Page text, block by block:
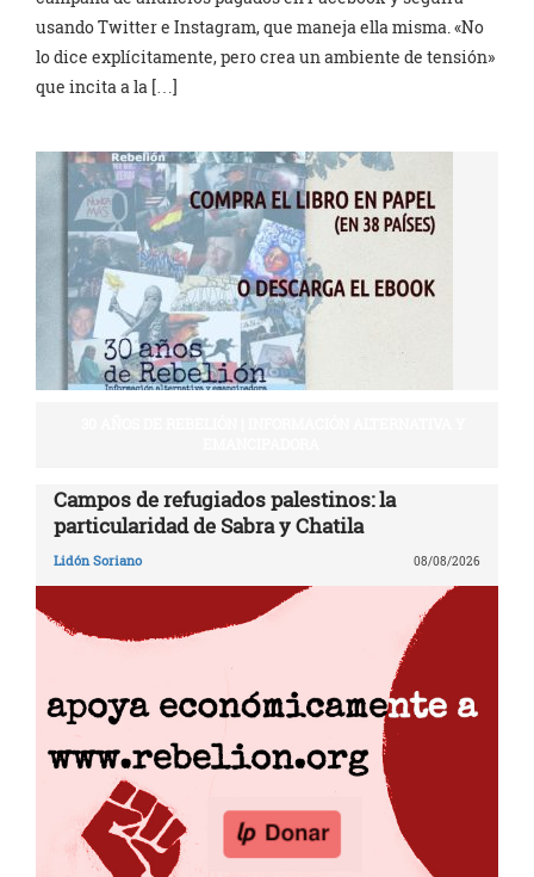
usando Twitter e Instagram, que maneja ella misma. «No
lo dice explícitamente, pero crea un ambiente de tensión»
que incita a la […]
Campos de refugiados palestinos: la
particularidad de Sabra y Chatila
Lidón Soriano 08/08/2026